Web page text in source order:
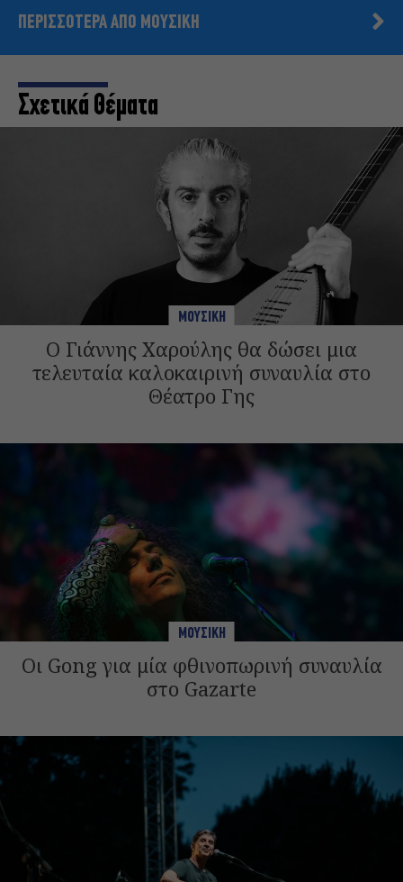
ΠΕΡΙΣΣΟΤΕΡΑ ΑΠΟ ΜΟΥΣΙΚΗ
Σχετικά Θέματα
ΜΟΥΣΙΚΗ
Ο Γιάννης Χαρούλης θα δώσει μια
τελευταία καλοκαιρινή συναυλία στο
Θέατρο Γης
ΜΟΥΣΙΚΗ
Οι Gong για μία φθινοπωρινή συναυλία
στο Gazarte